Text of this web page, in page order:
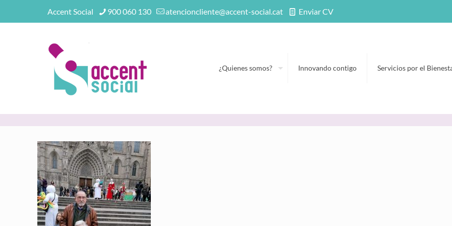
Accent Social 900 060 130 atencioncliente@accent-social.cat Enviar CV
¿Quienes somos? Innovando contigo Servicios por el